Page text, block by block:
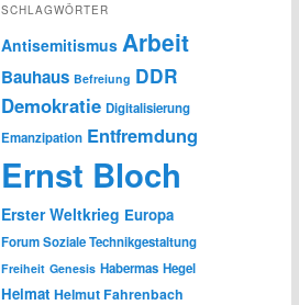
SCHLAGWÖRTER
Antisemitismus Arbeit
Bauhaus Befreiung DDR
Demokratie Digitalisierung
Emanzipation Entfremdung
Ernst Bloch
Erster Weltkrieg Europa
Forum Soziale Technikgestaltung
Freiheit Genesis Habermas Hegel
Heimat Helmut Fahrenbach